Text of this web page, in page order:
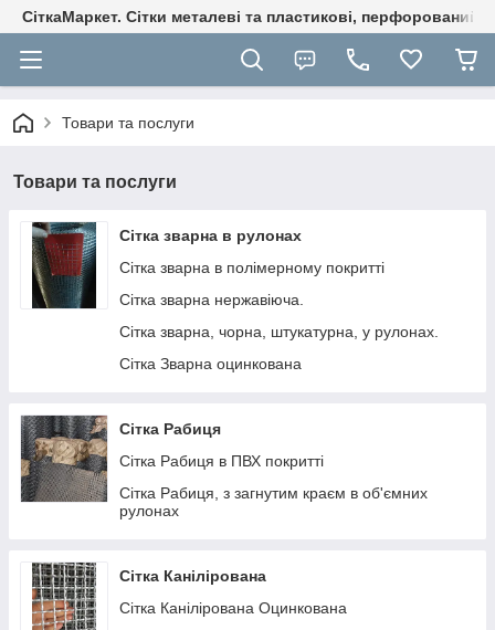
СіткаМаркет. Cітки металеві та пластикові, перфорований
Товари та послуги
Товари та послуги
Сітка зварна в рулонах
Сітка зварна в полімерному покритті
Сітка зварна нержавіюча.
Сітка зварна, чорна, штукатурна, у рулонах.
Сітка Зварна оцинкована
Сітка Рабиця
Сітка Рабиця в ПВХ покритті
Сітка Рабиця, з загнутим краєм в об'ємних
рулонах
Сітка Канілірована
Сітка Канілірована Оцинкована